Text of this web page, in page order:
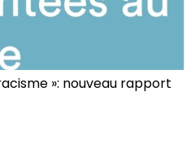
»: nouveau rapport